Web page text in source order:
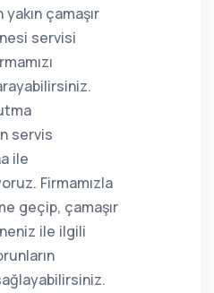
çamaşır
servisi
servis
ile
Firmamızla
geçip, çamaşır
ile ilgili